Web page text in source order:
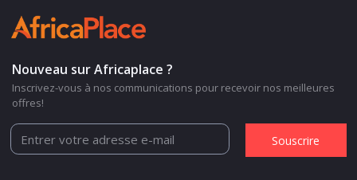
Nouveau sur Africaplace ?
Inscrivez-vous à nos communications pour recevoir nos meilleures
offres!
Souscrire